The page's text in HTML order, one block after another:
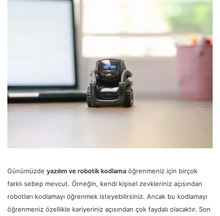
Günümüzde yazılım ve robotik kodlama öğrenmeniz için birçok
farklı sebep mevcut. Örneğin, kendi kişisel zevkleriniz açısından
robotları kodlamayı öğrenmek isteyebilirsiniz. Ancak bu kodlamayı
öğrenmeniz özellikle kariyeriniz açısından çok faydalı olacaktır. Son